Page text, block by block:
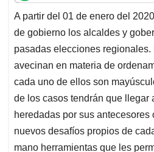
t
s
A
p
p
e
b
o
o
k
k
e
d
I
n
i
l
e
a
d
s
A partir del 01 de enero del
de gobierno los alcaldes y
pasadas elecciones regionales.
avecinan en materia de
cada uno de ellos son
de los casos tendrán que llegar
heredadas por sus
nuevos desafíos propios de
mano herramientas que les